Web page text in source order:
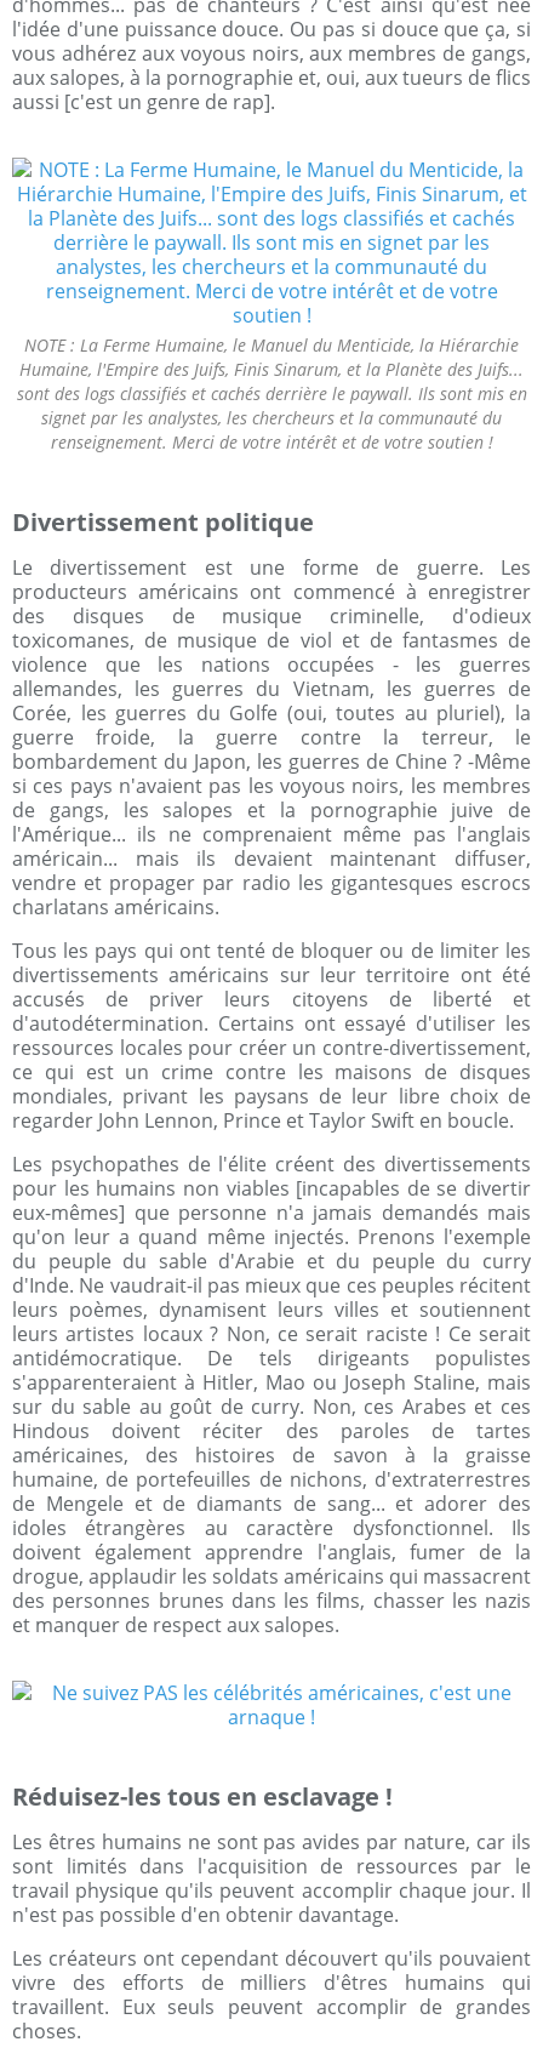
l'idée d'une puissance douce. Ou pas si douce que ça, si
vous adhérez aux voyous noirs, aux membres de gangs,
aux salopes, à la pornographie et, oui, aux tueurs de flics
aussi [c'est un genre de rap].
NOTE : La Ferme Humaine, le Manuel du Menticide, la Hiérarchie
Humaine, l'Empire des Juifs, Finis Sinarum, et la Planète des Juifs...
sont des logs classifiés et cachés derrière le paywall. Ils sont mis en
signet par les analystes, les chercheurs et la communauté du
renseignement. Merci de votre intérêt et de votre soutien !
Divertissement politique
Le divertissement est une forme de guerre. Les
producteurs américains ont commencé à enregistrer
des disques de musique criminelle, d'odieux
toxicomanes, de musique de viol et de fantasmes de
violence que les nations occupées - les guerres
allemandes, les guerres du Vietnam, les guerres de
Corée, les guerres du Golfe (oui, toutes au pluriel), la
guerre froide, la guerre contre la terreur, le
bombardement du Japon, les guerres de Chine ? -Même
si ces pays n'avaient pas les voyous noirs, les membres
de gangs, les salopes et la pornographie juive de
l'Amérique... ils ne comprenaient même pas l'anglais
américain... mais ils devaient maintenant diffuser,
vendre et propager par radio les gigantesques escrocs
charlatans américains.
Tous les pays qui ont tenté de bloquer ou de limiter les
divertissements américains sur leur territoire ont été
accusés de priver leurs citoyens de liberté et
d'autodétermination. Certains ont essayé d'utiliser les
ressources locales pour créer un contre-divertissement,
ce qui est un crime contre les maisons de disques
mondiales, privant les paysans de leur libre choix de
regarder John Lennon, Prince et Taylor Swift en boucle.
Les psychopathes de l'élite créent des divertissements
pour les humains non viables [incapables de se divertir
eux-mêmes] que personne n'a jamais demandés mais
qu'on leur a quand même injectés. Prenons l'exemple
du peuple du sable d'Arabie et du peuple du curry
d'Inde. Ne vaudrait-il pas mieux que ces peuples récitent
leurs poèmes, dynamisent leurs villes et soutiennent
leurs artistes locaux ? Non, ce serait raciste ! Ce serait
antidémocratique. De tels dirigeants populistes
s'apparenteraient à Hitler, Mao ou Joseph Staline, mais
sur du sable au goût de curry. Non, ces Arabes et ces
Hindous doivent réciter des paroles de tartes
américaines, des histoires de savon à la graisse
humaine, de portefeuilles de nichons, d'extraterrestres
de Mengele et de diamants de sang... et adorer des
idoles étrangères au caractère dysfonctionnel. Ils
doivent également apprendre l'anglais, fumer de la
drogue, applaudir les soldats américains qui massacrent
des personnes brunes dans les films, chasser les nazis
et manquer de respect aux salopes.
Réduisez-les tous en esclavage !
Les êtres humains ne sont pas avides par nature, car ils
sont limités dans l'acquisition de ressources par le
travail physique qu'ils peuvent accomplir chaque jour. Il
n'est pas possible d'en obtenir davantage.
Les créateurs ont cependant découvert qu'ils pouvaient
vivre des efforts de milliers d'êtres humains qui
travaillent. Eux seuls peuvent accomplir de grandes
choses.